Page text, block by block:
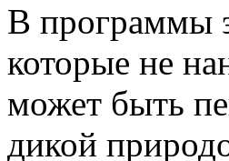
В программы
которые не
может быть
дикой